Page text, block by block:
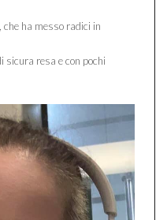
che ha messo radici in
sicura resa e con pochi